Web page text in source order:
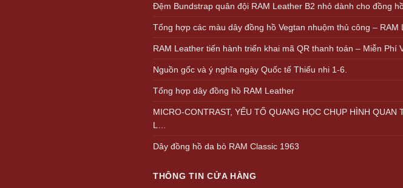
Đệm Bundstrap quân đội RAM Leather B2 nhỏ dành cho đồng
Tổng hợp các màu dây đồng hồ Vegtan nhuộm thủ công – RAM
RAM Leather tiến hành triển khai mã QR thanh toán – Miễn Phí
Nguồn gốc và ý nghĩa ngày Quốc tế Thiếu nhi 1-6.
Tổng hợp dây đồng hồ RAM Leather
MICRO-CONTRAST, YẾU TỐ QUANG HỌC CHỤP HÌNH
L…
Dây đồng hồ da bò RAM Classic 1963
THÔNG TIN CỬA HÀNG